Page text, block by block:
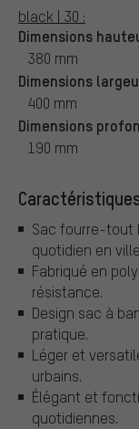
black | 30 :
Dimensions
380 mm
Dimensions
400 mm
Dimensions
190 mm
Sac fourre-tout
quotidien en
Fabriqué en
résistance.
Design sac à
pratique.
Léger et
urbains.
Élégant et
quotidiennes.